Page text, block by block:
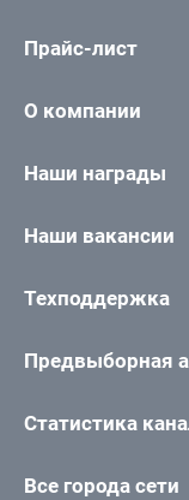
Прайс-лист
О компании
Наши награды
Наши вакансии
Техподдержка
Предвыборная
Статистика
Все города сети